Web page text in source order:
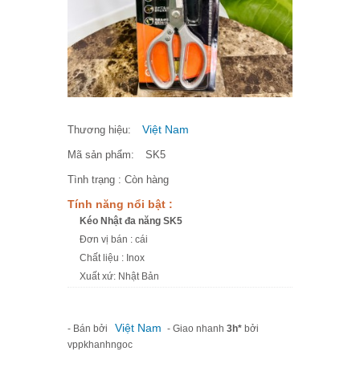
Thương hiệu: Việt Nam
Mã sản phẩm: SK5
Tình trạng : Còn hàng
Tính năng nổi bật :
Kéo Nhật đa năng SK5
Đơn vị bán : cái
Chất liệu : Inox
Xuất xứ: Nhật Bản
- Bán bởi Việt Nam - Giao nhanh 3h* bởi
vppkhanhngoc